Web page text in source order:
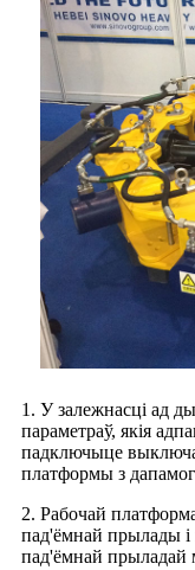
1. У залежнасці ад
параметраў, якія
падключыце
платформы з
2. Рабочай
пад'ёмнай прылады і
пад'ёмнай прыладай